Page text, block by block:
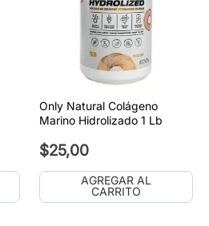
Only Natural Colágeno
Marino Hidrolizado 1 Lb
$25,00
AGREGAR AL
CARRITO